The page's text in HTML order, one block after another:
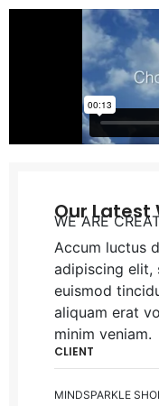
Our Latest
WE ARE
Accum luctus
adipiscing elit,
euismod
aliquam erat
minim veniam.
CLIENT
MINDSPARKLE